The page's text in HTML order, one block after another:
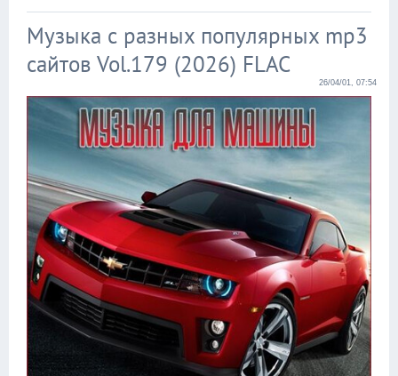
Музыка с разных популярных mp3
сайтов Vol.179 (2026) FLAC
26/04/01, 07:54